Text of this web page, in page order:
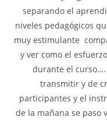
separando el
niveles pedagógicos
muy estimulante
y ver como el
durante el curso….
transmitir y de
participantes y el
de la mañana se paso